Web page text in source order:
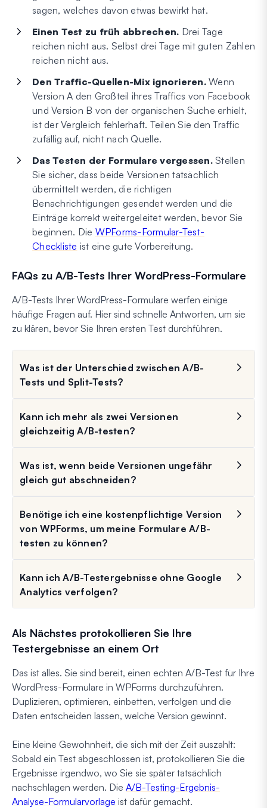
sagen, welches davon etwas bewirkt hat.
Einen Test zu früh abbrechen. Drei Tage
reichen nicht aus. Selbst drei Tage mit guten Zahlen
reichen nicht aus.
Den Traffic-Quellen-Mix ignorieren.Wenn
Version A den Großteil ihres Traffics von Facebook
und Version B von der organischen Suche erhielt,
ist der Vergleich fehlerhaft. Teilen Sie den Traffic
zufällig auf, nicht nach Quelle.
Das Testen der Formulare vergessen.Stellen
Sie sicher, dass beide Versionen tatsächlich
übermittelt werden, die richtigen
Benachrichtigungen gesendet werden und die
Einträge korrekt weitergeleitet werden, bevor Sie
beginnen. Die WPForms-Formular-Test-
Checkliste ist eine gute Vorbereitung.
FAQs zu A/B-Tests Ihrer WordPress-Formulare
A/B-Tests Ihrer WordPress-Formulare werfen einige
häufige Fragen auf. Hier sind schnelle Antworten, um sie
zu klären, bevor Sie Ihren ersten Test durchführen.
Was ist der Unterschied zwischen A/B-
Tests und Split-Tests?
Kann ich mehr als zwei Versionen
gleichzeitig A/B-testen?
Was ist, wenn beide Versionen ungefähr
gleich gut abschneiden?
Benötige ich eine kostenpflichtige Version
von WPForms, um meine Formulare A/B-
testen zu können?
Kann ich A/B-Testergebnisse ohne Google
Analytics verfolgen?
Als Nächstes protokollieren Sie Ihre
Testergebnisse an einem Ort
Das ist alles. Sie sind bereit, einen echten A/B-Test für Ihre
WordPress-Formulare in WPForms durchzuführen.
Duplizieren, optimieren, einbetten, verfolgen und die
Daten entscheiden lassen, welche Version gewinnt.
Eine kleine Gewohnheit, die sich mit der Zeit auszahlt:
Sobald ein Test abgeschlossen ist, protokollieren Sie die
Ergebnisse irgendwo, wo Sie sie später tatsächlich
nachschlagen werden. Die A/B-Testing-Ergebnis-
Analyse-Formularvorlage ist dafür gemacht.